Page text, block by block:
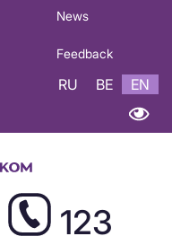
News
Feedback
RU BE EN
123